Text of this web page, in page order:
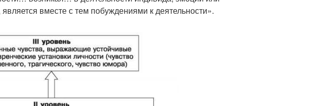
вместе с тем побуждениями к деятельности».